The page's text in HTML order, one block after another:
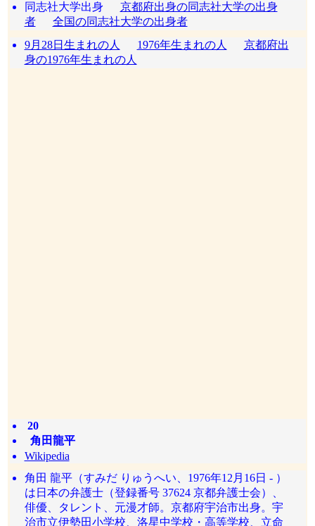
同志社大学出身 京都府出身の同志社大学の出身
者
全国の同志社大学の出身者
9月28日生まれの人
1976年生まれの人
京都府出
身の1976年生まれの人
20
角田龍平
Wikipedia
角田 龍平（すみだ りゅうへい、1976年12月16日 - ）
は日本の弁護士（登録番号 37624 京都弁護士会）、
俳優、タレント、元漫才師。京都府宇治市出身。宇
治市立伊勢田小学校、洛星中学校・高等学校、立命